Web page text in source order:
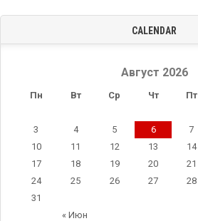
CALENDAR
Август 2026
Пн Вт Ср Чт Пт
« Июн
3
4 5 6 7
10
11 12 13 14
17
18 19 20 21
24
25 26 27 28
31